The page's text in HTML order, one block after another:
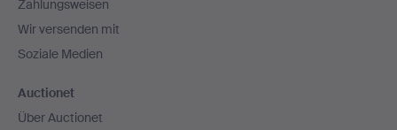
Zahlungsweisen
Wir versenden mit
Soziale Medien
Auctionet
Über Auctionet